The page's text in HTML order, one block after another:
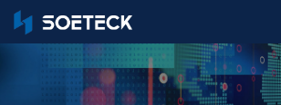
What Are You Looking